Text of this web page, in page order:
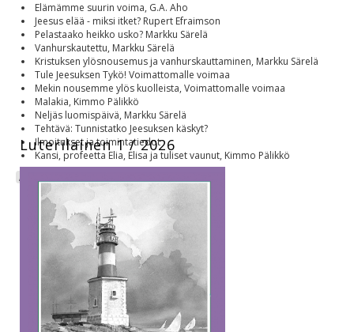
Elämämme suurin voima, G.A. Aho
Jeesus elää - miksi itket? Rupert Efraimson
Pelastaako heikko usko? Markku Särelä
Vanhurskautettu, Markku Särelä
Kristuksen ylösnousemus ja vanhurskauttaminen, Markku Särelä
Tule Jeesuksen Tykö! Voimattomalle voimaa
Mekin nousemme ylös kuolleista, Voimattomalle voimaa
Malakia, Kimmo Pälikkö
Neljäs luomispäivä, Markku Särelä
Tehtävä: Tunnistatko Jeesuksen käskyt?
Ilmoitukset ja toimintatiedot
Kansi, profeetta Elia, Elisa ja tuliset vaunut, Kimmo Pälikkö
Luterilainen 2026
Luterilainen 1 / 2026